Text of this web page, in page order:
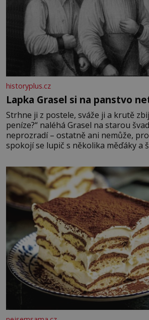
historyplus.cz
Lapka Grasel si na panstvo
Strhne ji z postele, sváže ji a krutě
peníze?“ naléhá Grasel na starou
neprozradí – ostatně ani nemůže,
spokojí se lupič s několika měďáky a
krutý. Jeho činy budí hrůzu ještě